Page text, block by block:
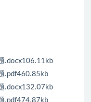
.docx106.11kb
.pdf460.85kb
.docx132.07kb
.pdf474.87kb